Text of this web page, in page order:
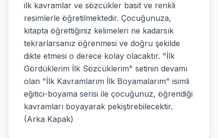
ilk kavramlar ve sözcükler basit ve renkli
resimlerle öğretilmektedir. Çocuğunuza,
kitapta öğrettiğiniz kelimeleri ne kadarsık
tekrarlarsanız öğrenmesi ve doğru şekilde
dikte etmesi o derece kolay olacaktır. "İlk
Gördüklerim İlk Sözcüklerim" setinin devamı
olan "İlk Kavramlarım İlk Boyamalarım" isimli
eğitici-boyama serisi ile çocuğunuz, öğrendiği
kavramları boyayarak pekiştirebilecektir.
(Arka Kapak)